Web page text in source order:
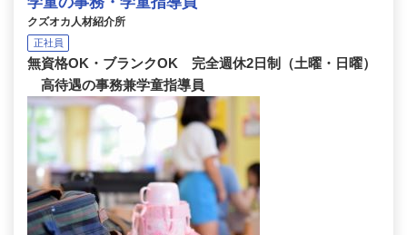
クズオカ人材紹介所
正社員
無資格OK・ブランクOK 完全週休2日制（土曜・日曜）
高待遇の事務兼学童指導員